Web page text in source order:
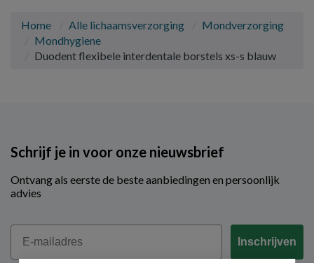
Home Alle lichaamsverzorging
Mondverzorging
Mondhygiene
Duodent flexibele interdentale borstels xs-s blauw
Schrijf je in voor onze nieuwsbrief
Ontvang als eerste de beste aanbiedingen en persoonlijk
advies
Email
Inschrijven